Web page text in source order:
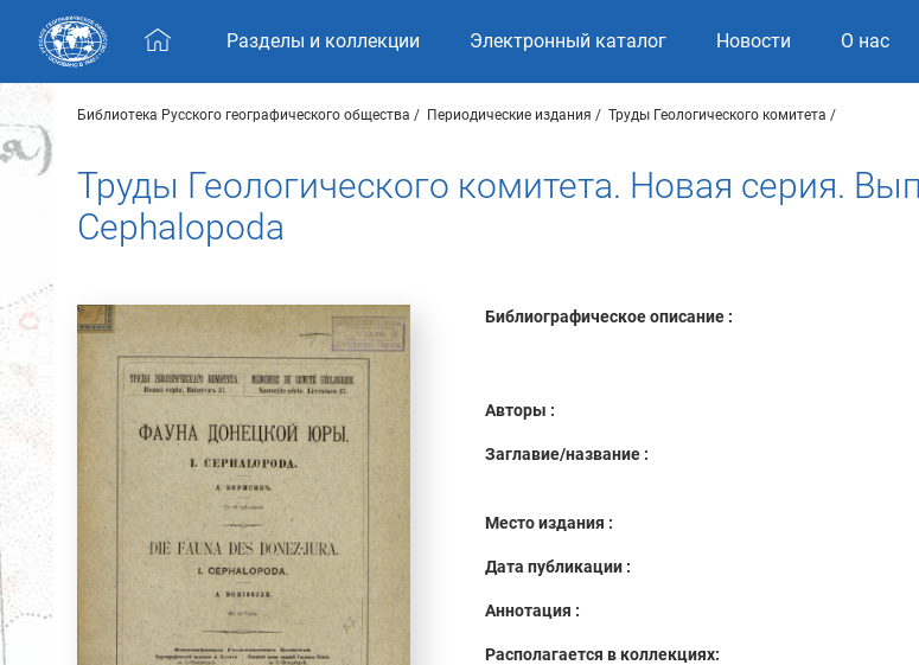
Skip navigation
Разделы и коллекции Электронный каталог Новости О нас
Библиотека Русского географического общества Периодические издания Труды Геологического комитета
Труды Геологического комитета. Новая серия.
Cephalopoda
Библиографическое описание :
Авторы :
Заглавие/название :
Место издания :
Дата публикации :
Аннотация :
Располагается в коллекциях: